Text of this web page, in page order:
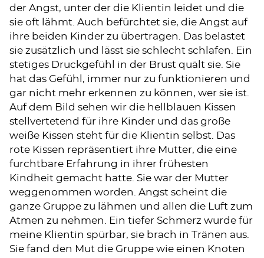
der Angst, unter der die Klientin leidet und die
sie oft lähmt. Auch befürchtet sie, die Angst auf
ihre beiden Kinder zu übertragen. Das belastet
sie zusätzlich und lässt sie schlecht schlafen. Ein
stetiges Druckgefühl in der Brust quält sie. Sie
hat das Gefühl, immer nur zu funktionieren und
gar nicht mehr erkennen zu können, wer sie ist.
Auf dem Bild sehen wir die hellblauen Kissen
stellvertetend für ihre Kinder und das große
weiße Kissen steht für die Klientin selbst. Das
rote Kissen repräsentiert ihre Mutter, die eine
furchtbare Erfahrung in ihrer frühesten
Kindheit gemacht hatte. Sie war der Mutter
weggenommen worden. Angst scheint die
ganze Gruppe zu lähmen und allen die Luft zum
Atmen zu nehmen. Ein tiefer Schmerz wurde für
meine Klientin spürbar, sie brach in Tränen aus.
Sie fand den Mut die Gruppe wie einen Knoten